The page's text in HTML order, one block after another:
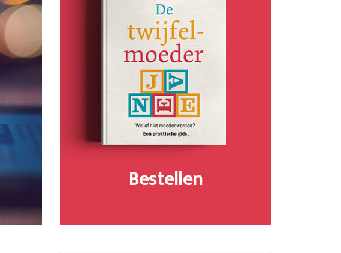
Bestellen